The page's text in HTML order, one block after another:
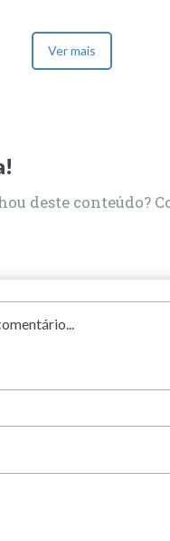
Ver mais
deste conteúdo?